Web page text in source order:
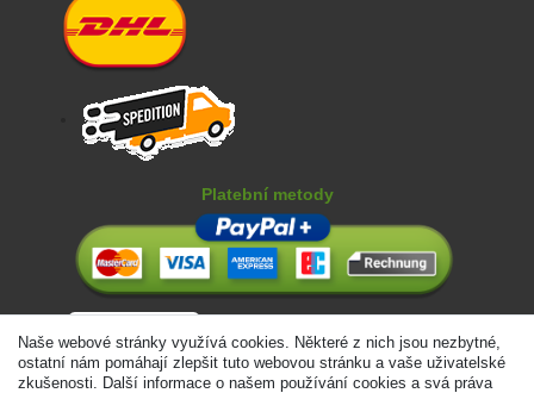
Platební metody
Naše webové stránky využívá cookies. Některé z nich jsou nezbytné,
ostatní nám pomáhají zlepšit tuto webovou stránku a vaše uživatelské
zkušenosti. Další informace o našem používání cookies a svá práva